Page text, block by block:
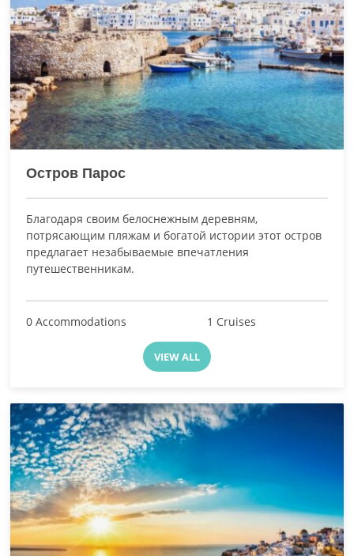
Остров Парос
Благодаря своим белоснежным деревням,
потрясающим пляжам и богатой истории этот остров
предлагает незабываемые впечатления
путешественникам.
0 Accommodations 1 Cruises
VIEW ALL